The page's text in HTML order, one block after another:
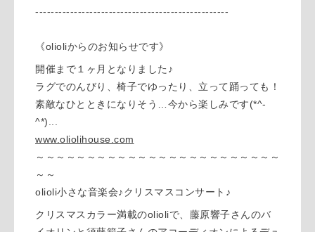
--------------------------------------------------
《olioliからのお知らせです》
開催まで１ヶ月となりました♪
ラグでのんびり、椅子でゆったり、立って踊っても！
素敵なひとときになりそう…今から楽しみです(*^-
^*)
www.oliolihouse.com
～～～～～～～～～～～～～～～～～～～～～～～～
～～
olioli小さな音楽会♪クリスマスコンサート♪
クリスマスカラー満載のolioliで、藤原響子さんのバ